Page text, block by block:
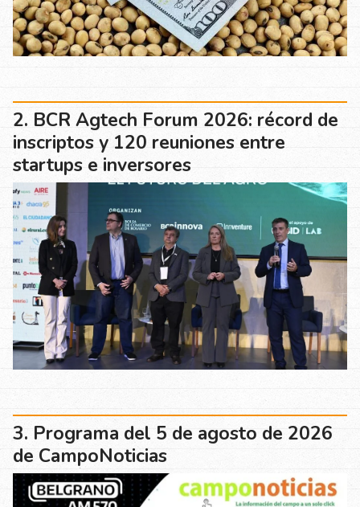
BCR Agtech Forum 2026: récord de
inscriptos y 120 reuniones entre
startups e inversores
Programa del 5 de agosto de 2026
de CampoNoticias